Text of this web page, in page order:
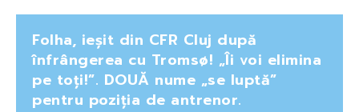
Folha, ieșit din CFR Cluj după
înfrângerea cu Tromsø! „Îi voi elimina
pe toți!”. DOUĂ nume „se luptă”
pentru poziția de antrenor.